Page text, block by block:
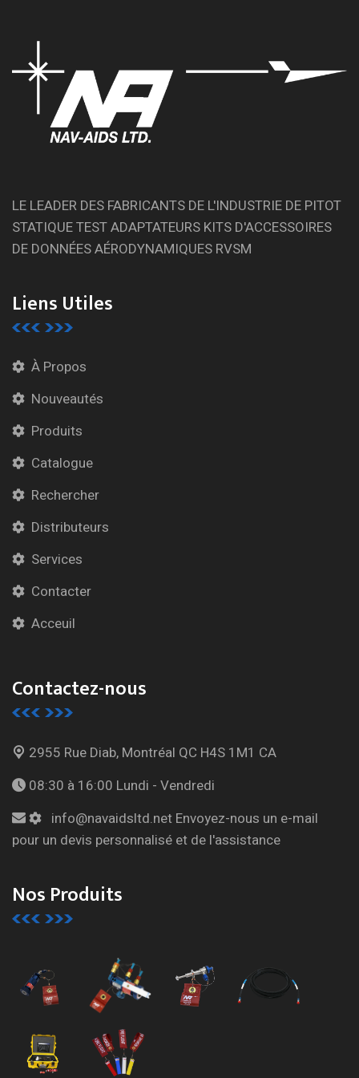
LE LEADER DES FABRICANTS DE L'INDUSTRIE DE PITOT
STATIQUE TEST ADAPTATEURS KITS D'ACCESSOIRES
DE DONNÉES AÉRODYNAMIQUES RVSM
Liens Utiles
À Propos
Nouveautés
Produits
Catalogue
Rechercher
Distributeurs
Services
Contacter
Acceuil
Contactez-nous
2955 Rue Diab, Montréal QC H4S 1M1 CA
08:30 à 16:00 Lundi - Vendredi
info@navaidsltd.net Envoyez-nous un e-mail
pour un devis personnalisé et de l'assistance
Nos Produits